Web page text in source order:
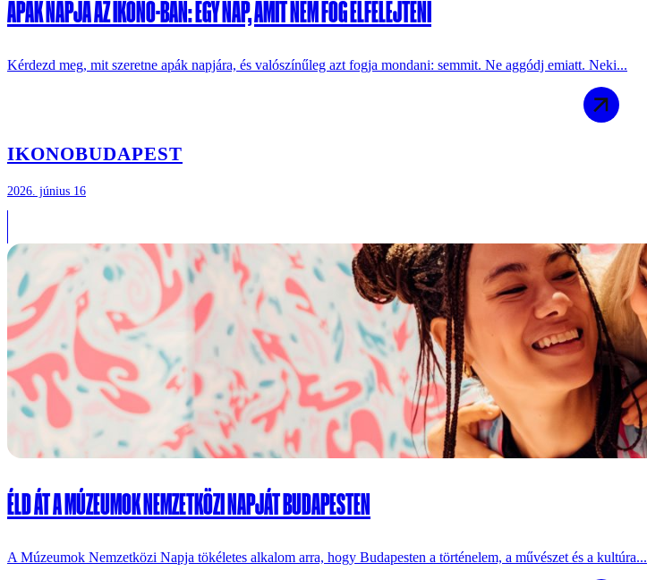
APÁK NAPJA AZ IKONO-BAN: EGY NAP, AMIT NEM FOG ELFELEJTENI
Kérdezd meg, mit szeretne apák napjára, és valószínűleg azt fogja mondani: semmit. Ne aggódj emiatt. Neki...
IKONOBUDAPEST
2026. június 16
ÉLD ÁT A MÚZEUMOK NEMZETKÖZI NAPJÁT BUDAPESTEN
A Múzeumok Nemzetközi Napja tökéletes alkalom arra, hogy Budapesten a történelem, a művészet és a kultúra...